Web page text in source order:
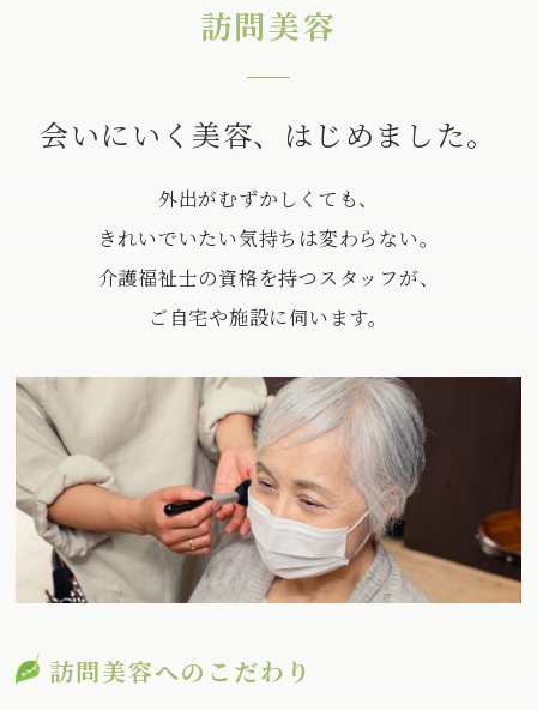
訪問美容
会いにいく美容、はじめました。
外出がむずかしくても、
きれいでいたい気持ちは変わらない。
介護福祉士の資格を持つスタッフが、
ご自宅や施設に伺います。
訪問美容へのこだわり